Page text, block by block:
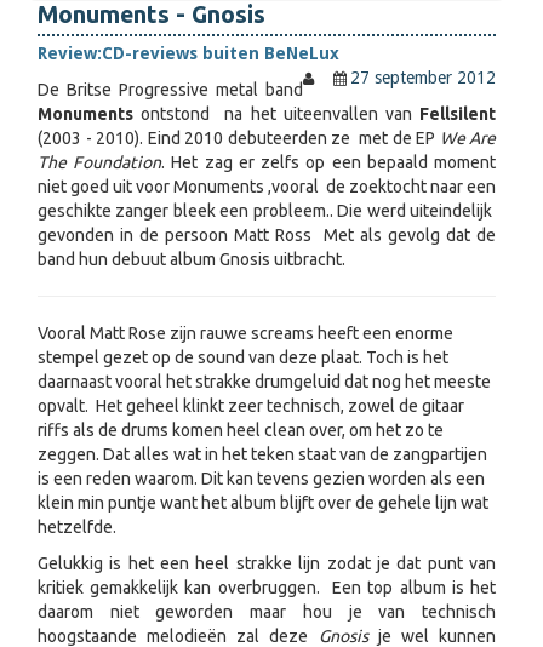
Monuments - Gnosis
Review:CD-reviews buiten BeNeLux
27 september 2012
De Britse Progressive metal band
Monumentsontstond na het uiteenvallen van Fellsilent
(2003 - 2010). Eind 2010 debuteerden ze met de EP We Are
The Foundation. Het zag er zelfs op een bepaald moment
niet goed uit voor Monuments ,vooral de zoektocht naar een
geschikte zanger bleek een probleem.. Die werd uiteindelijk
gevonden in de persoon Matt Ross Met als gevolg dat de
band hun debuut album Gnosis uitbracht.
Vooral Matt Rose zijn rauwe screams heeft een enorme
stempel gezet op de sound van deze plaat. Toch is het
daarnaast vooral het strakke drumgeluid dat nog het meeste
opvalt. Het geheel klinkt zeer technisch, zowel de gitaar
riffs als de drums komen heel clean over, om het zo te
zeggen. Dat alles wat in het teken staat van de zangpartijen
is een reden waarom. Dit kan tevens gezien worden als een
klein min puntje want het album blijft over de gehele lijn wat
hetzelfde.
Gelukkig is het een heel strakke lijn zodat je dat punt van
kritiek gemakkelijk kan overbruggen. Een top album is het
daarom niet geworden maar hou je van technisch
hoogstaande melodieën zal deze Gnosis je wel kunnen